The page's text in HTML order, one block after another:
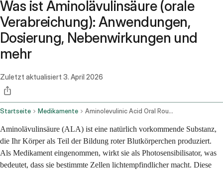
Was ist Aminolävulinsäure (orale
Verabreichung): Anwendungen,
Dosierung, Nebenwirkungen und
mehr
Zuletzt aktualisiert 3. April 2026
Startseite Medikamente Aminolevulinic Acid Oral Route
Aminolävulinsäure (ALA) ist eine natürlich vorkommende Substanz,
die Ihr Körper als Teil der Bildung roter Blutkörperchen produziert.
Als Medikament eingenommen, wirkt sie als Photosensibilisator, was
bedeutet, dass sie bestimmte Zellen lichtempfindlicher macht. Diese